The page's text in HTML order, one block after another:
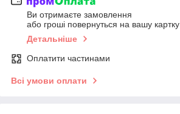
Ви отримаєте замовлення
або гроші повернуться на вашу картку
Детальніше
Оплатити частинами
Всі умови оплати